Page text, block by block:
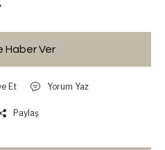
Haber Ver
Et Yorum Yaz
Paylaş